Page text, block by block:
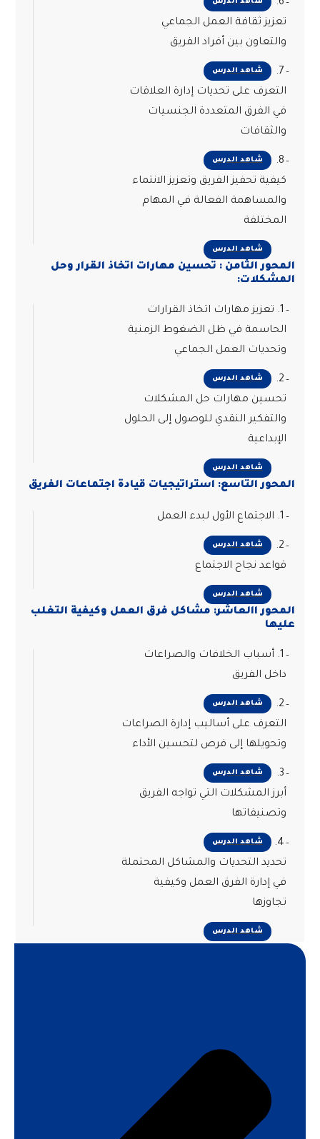
6.
تعزيز ثقافة العمل الجماعي
والتعاون بين أفراد الفريق
شاهد الدرس
7.
التعرف على تحديات إدارة العلاقات
في الفرق المتعددة الجنسيات
والثقافات
شاهد الدرس
8.
كيفية تحفيز الفريق وتعزيز الانتماء
والمساهمة الفعالة في المهام
المختلفة
شاهد الدرس
المحور الثامن : تحسين مهارات اتخاذ القرار وحل
المشكلات:
1. تعزيز مهارات اتخاذ القرارات
الحاسمة في ظل الضغوط الزمنية
وتحديات العمل الجماعي
شاهد الدرس
2.
تحسين مهارات حل المشكلات
والتفكير النقدي للوصول إلى الحلول
الإبداعية
شاهد الدرس
المحور التاسع: استراتيجيات قيادة اجتماعات الفريق
شاهد الدرس
2.
قواعد نجاح الاجتماع
شاهد الدرس
المحور االعاشر: مشاكل فرق العمل وكيفية التغلب
عليها
1. أسباب الخلافات والصراعات
داخل الفريق
شاهد الدرس
2.
التعرف على أساليب إدارة الصراعات
وتحويلها إلى فرص لتحسين الأداء
شاهد الدرس
3.
أبرز المشكلات التي تواجه الفريق
وتصنيفاتها
شاهد الدرس
4.
تحديد التحديات والمشاكل المحتملة
في إدارة الفرق العمل وكيفية
تجاوزها
شاهد الدرس